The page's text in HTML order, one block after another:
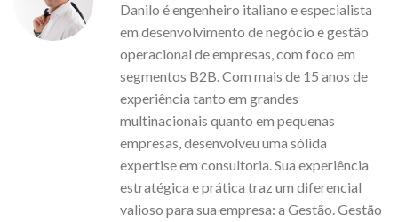
Danilo é engenheiro italiano e especialista
em desenvolvimento de negócio e gestão
operacional de empresas, com foco em
segmentos B2B. Com mais de 15 anos de
experiência tanto em grandes
multinacionais quanto em pequenas
empresas, desenvolveu uma sólida
expertise em consultoria. Sua experiência
estratégica e prática traz um diferencial
valioso para sua empresa: a Gestão. Gestão